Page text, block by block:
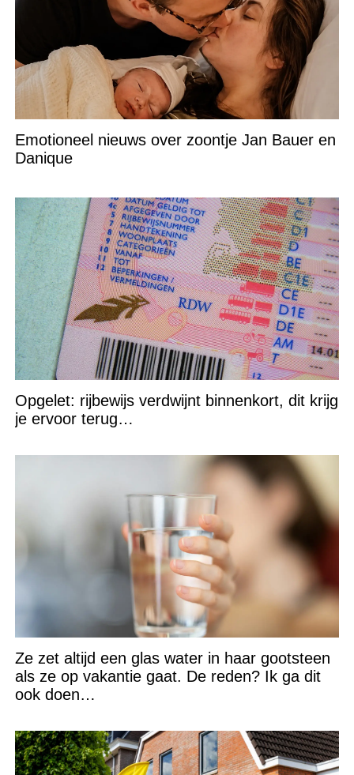
Emotioneel nieuws over zoontje Jan Bauer en
Danique
Opgelet: rijbewijs verdwijnt binnenkort, dit krijg
je ervoor terug…
Ze zet altijd een glas water in haar gootsteen
als ze op vakantie gaat. De reden? Ik ga dit
ook doen…